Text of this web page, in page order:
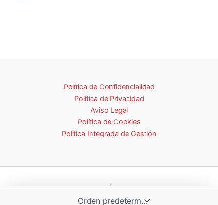
Política de Confidencialidad
Política de Privacidad
Aviso Legal
Política de Cookies
Política Integrada de Gestión
Todos los derechos © 2026 | Diseño Valmma Soluciones